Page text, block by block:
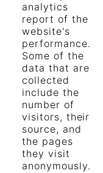
analytics
report of the
website's
performance.
Some of the
data that are
collected
include the
number of
visitors, their
source, and
the pages
they visit
anonymously.